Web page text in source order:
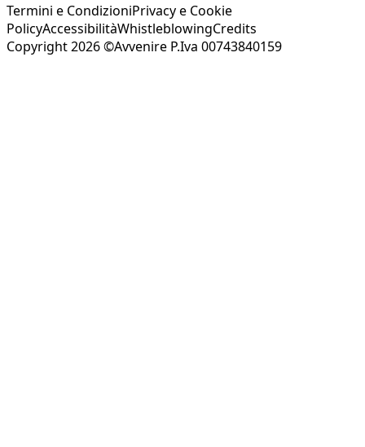
Termini e CondizioniPrivacy e Cookie
PolicyAccessibilitàWhistleblowingCredits
Copyright 2026 ©Avvenire P.Iva 00743840159